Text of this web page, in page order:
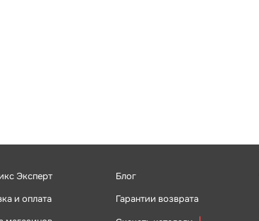
Эксперт
и оплата
Блог
Гарантии возврата